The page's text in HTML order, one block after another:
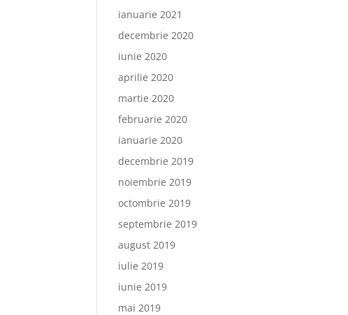
ianuarie 2021
decembrie 2020
iunie 2020
aprilie 2020
martie 2020
februarie 2020
ianuarie 2020
decembrie 2019
noiembrie 2019
octombrie 2019
septembrie 2019
august 2019
iulie 2019
iunie 2019
mai 2019